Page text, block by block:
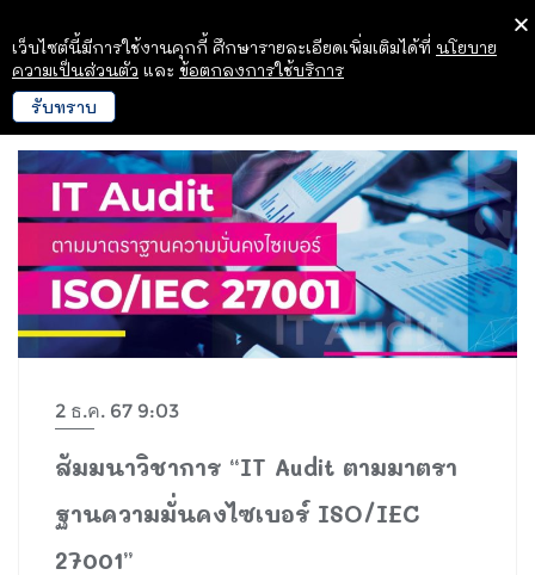
2 ธ.ค. 67 9:03
สัมมนาวิชาการ “IT Audit ตามมาตรา
ฐานความมั่นคงไซเบอร์ ISO/IEC
27001”
เว็บไซต์นี้มีการใช้งานคุกกี้ ศึกษารายละเอียดเพิ่มเติมได้ที่ นโยบาย
ความเป็นส่วนตัว และ ข้อตกลงการใช้บริการ
รับทราบ